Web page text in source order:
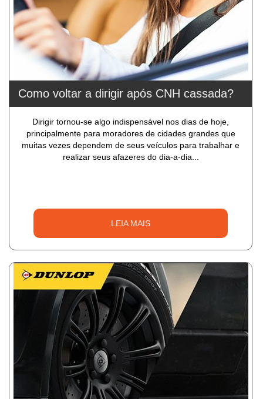
Como voltar a dirigir após CNH cassada?
Dirigir tornou-se algo indispensável nos dias de hoje,
principalmente para moradores de cidades grandes que
muitas vezes dependem de seus veículos para trabalhar e
realizar seus afazeres do dia-a-dia...
LEIA MAIS